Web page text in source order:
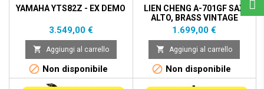
YAMAHA YTS82Z - EX DEMO
Prezzo
3.549,00 €
 Aggiungi al carrello
 Non disponibile
LIEN CHENG A-701GF SAX
ALTO, BRASS VINTAGE
Prezzo
1.699,00 €
 Aggiungi al carrello
 Non disponibile